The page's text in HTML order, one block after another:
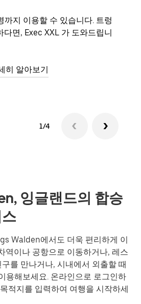
까지 이용할 수 있습니다. 트렁
다면, Exec XXL 가 도와드립니
히 알아보기
1/4
잉글랜드의 합승
Walden에서도 더욱 편리하게 이
역이나 공항으로 이동하거나, 레스
를 만나거나, 시내에서 외출할 때
용해보세요. 온라인으로 로그인하
적지를 입력하여 여행을 시작하세